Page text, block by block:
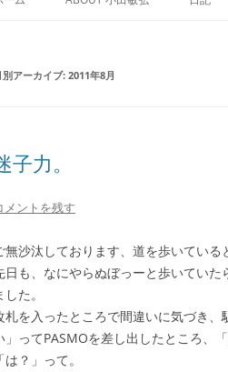
別アーカイブ: 2011年8月
子力。
メントを残す
無沙汰しております、道を歩いている
日も、なにやらぬぼっーと歩いてい
した。
札を入ったところで間違いに気づき
」ってPASMOを差し出したところ、
「は？」って。